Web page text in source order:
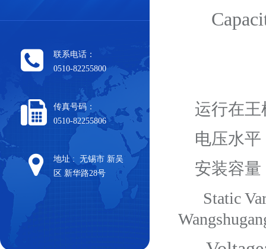
联系电话：
0510-82255800
传真号码：
0510-82255806
地址 : 无锡市 新吴
区 新华路28号
运行在王
电压水平
安装容量
Static Var